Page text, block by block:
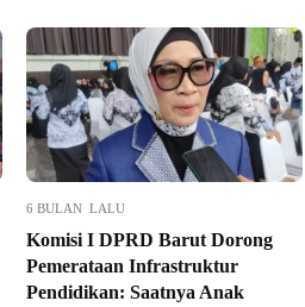
6 BULAN LALU
Komisi I DPRD Barut Dorong
Pemerataan Infrastruktur
Pendidikan: Saatnya Anak